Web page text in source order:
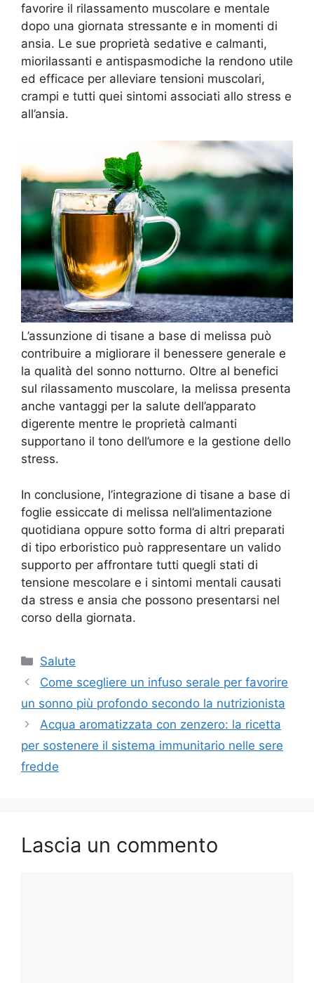
favorire il rilassamento muscolare e mentale
dopo una giornata stressante e in momenti di
ansia. Le sue proprietà sedative e calmanti,
miorilassanti e antispasmodiche la rendono utile
ed efficace per alleviare tensioni muscolari,
crampi e tutti quei sintomi associati allo stress e
all’ansia.
L’assunzione di tisane a base di melissa può
contribuire a migliorare il benessere generale e
la qualità del sonno notturno. Oltre al benefici
sul rilassamento muscolare, la melissa presenta
anche vantaggi per la salute dell’apparato
digerente mentre le proprietà calmanti
supportano il tono dell’umore e la gestione dello
stress.
In conclusione, l’integrazione di tisane a base di
foglie essiccate di melissa nell’alimentazione
quotidiana oppure sotto forma di altri preparati
di tipo erboristico può rappresentare un valido
supporto per affrontare tutti quegli stati di
tensione mescolare e i sintomi mentali causati
da stress e ansia che possono presentarsi nel
corso della giornata.
Categorie
Salute
Come scegliere un infuso serale per favorire
un sonno più profondo secondo la nutrizionista
Acqua aromatizzata con zenzero: la ricetta
per sostenere il sistema immunitario nelle sere
fredde
Lascia un commento